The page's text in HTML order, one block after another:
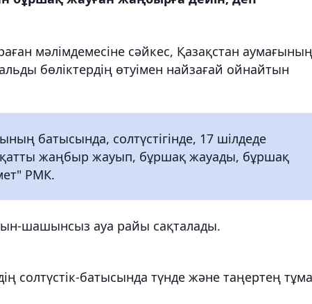
мәлімдемесіне сәйкес, Қазақстан аумағының
бөліктердің өтуімен найзағай ойнайтын
батысында, солтүстігінде, 17 шілдеде
қатты жаңбыр жауып, бұршақ жауады, бұршақ
РМК.
шашынсыз ауа райы сақталады.
солтүстік-батысында түнде және таңертең